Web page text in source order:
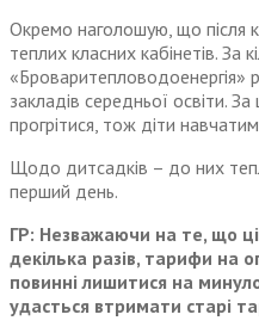
Окремо наголошую, що після
теплих класних кабінетів. За
«Броваритепловодоенергія»
закладів середньої освіти.
прогрітися, тож діти
Щодо дитсадків – до них
перший день.
ГР: Незважаючи на те, що
декілька разів, тарифи на
повинні лишитися на
удасться втримати старі